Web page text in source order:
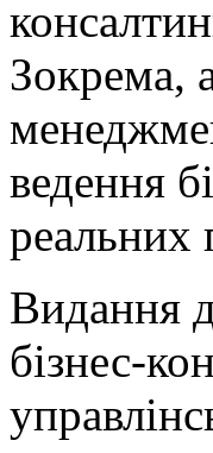
Зокрема,
ведення
реальних
Видання
бізнес-